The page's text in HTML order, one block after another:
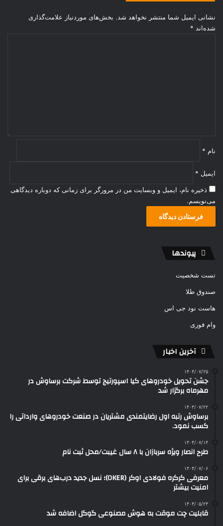
نشانی ایمیل شما منتشر نخواهد شد. بخش‌های موردنیاز علامت‌گذاری
شده‌اند *
نام *
ایمیل *
ذخیره نام، ایمیل و وبسایت من در مرورگر برای زمانی که دوباره دیدگاهی
می‌نویسم.
پیوندها
تست شخصیت
صندوق طلا
هاست نود جی اس
وام فوری
آخرین اخبار
۱۴۰۴/۰۷/۲۵
جشن تحویل خودروهای کیا اسپورتیج توسط شرکت برساوش در
مهرماه برگزار شد
۱۴۰۴/۰۷/۲۲
برساوش رتبه اول رضایتمندی مشتریان در صنعت خودروهای وارداتی را
کسب نمود.
۱۴۰۴/۰۷/۱۴
طرح انصار ویژه سربازان با ۸ سال غیبت/محل ثبت نام
۱۴۰۴/۰۷/۰۶
معرفی کرکره فولادی اوکر (OKER)؛ نسل جدید درب‌های برقی برای
امنیت بیشتر
۱۴۰۴/۰۵/۲۳
قابلیت چت موقت به هوش مصنوعی گوگل اضافه شد